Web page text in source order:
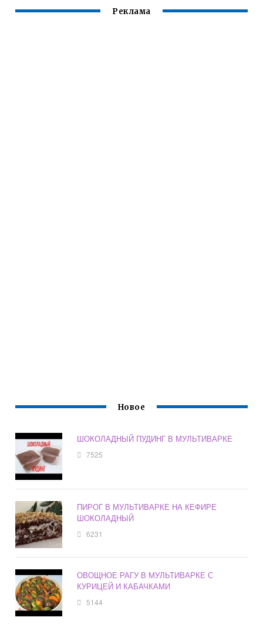
Реклама
Новое
ШОКОЛАДНЫЙ ПУДИНГ В МУЛЬТИВАРКЕ
7525
ПИРОГ В МУЛЬТИВАРКЕ НА КЕФИРЕ
ШОКОЛАДНЫЙ
6231
ОВОЩНОЕ РАГУ В МУЛЬТИВАРКЕ С
КУРИЦЕЙ И КАБАЧКАМИ
5144